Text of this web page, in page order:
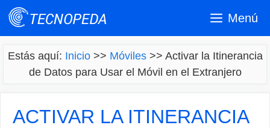
Saltar
Menú
Estás aquí: Inicio>> Móviles>> Activar la Itinerancia
de Datos para Usar el Móvil en el Extranjero
ACTIVAR LA ITINERANCIA